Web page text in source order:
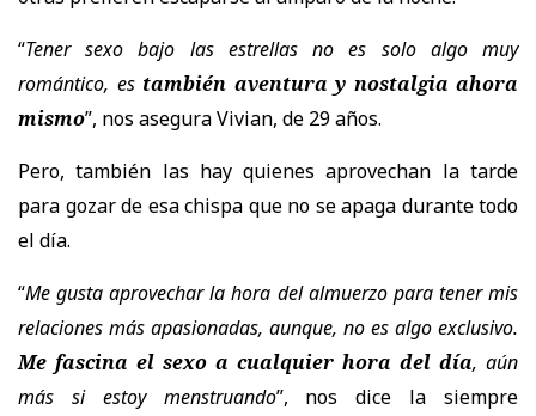
“Tener sexo bajo las estrellas no es solo algo muy
romántico, estambién aventura y nostalgia ahora
mismo”, nos asegura Vivian, de 29 años.
Pero, también las hay quienes aprovechan la tarde
para gozar de esa chispa que no se apaga durante todo
el día.
“Me gusta aprovechar la hora del almuerzo para tener mis
relaciones más apasionadas, aunque, no es algo exclusivo.
Me fascina el sexo a cualquier hora del día, aún
más si estoy menstruando”, nos dice la siempre